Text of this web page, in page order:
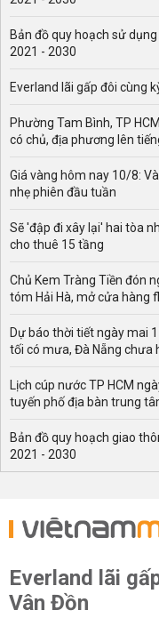
Bản đồ quy hoạch sử
2021 - 2030
Everland lãi gấp đôi cùng
Phường Tam Bình, TP
có chủ, địa phương lên
Giá vàng hôm nay 10/8:
nhẹ phiên đầu tuần
Sẽ 'đập đi xây lại' hai tòa
cho thuê 15 tầng
Chủ Kem Tràng Tiền đón
tóm Hải Hà, mở cửa hàng
Dự báo thời tiết ngày mai
tối có mưa, Đà Nẵng chưa
Lịch cúp nước TP HCM
tuyến phố địa bàn trung
Bản đồ quy hoạch giao
2021 - 2030
Everland lãi
Vân Đồn